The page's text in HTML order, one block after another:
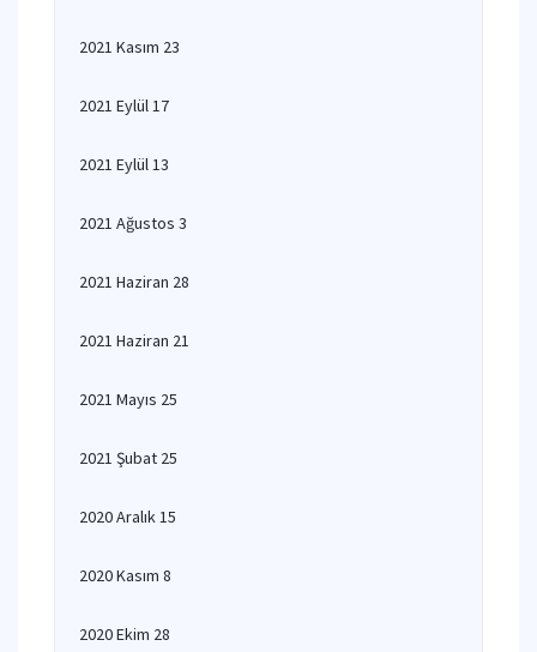
2021 Kasım 23
2021 Eylül 17
2021 Eylül 13
2021 Ağustos 3
2021 Haziran 28
2021 Haziran 21
2021 Mayıs 25
2021 Şubat 25
2020 Aralık 15
2020 Kasım 8
2020 Ekim 28